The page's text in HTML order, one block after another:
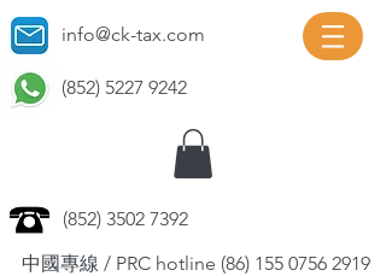
info@ck-tax.com
(852) 5227 9242
(852) 3502 7392
中國專線 / PRC hotline (86) 155 0756 2919